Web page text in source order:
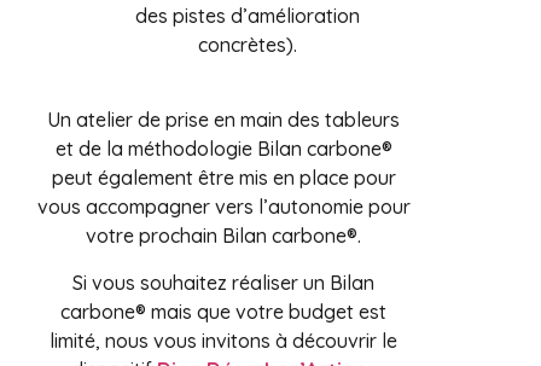
des pistes d’amélioration
concrètes).
Un atelier de prise en main des tableurs
et de la méthodologie Bilan carbone®
peut également être mis en place pour
vous accompagner vers l’autonomie pour
votre prochain Bilan carbone®.
Si vous souhaitez réaliser un Bilan
carbone® mais que votre budget est
limité, nous vous invitons à découvrir le